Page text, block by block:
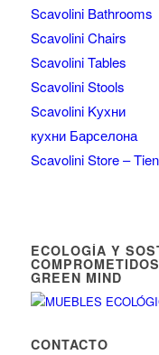
Scavolini Bathrooms
Scavolini Chairs
Scavolini Tables
Scavolini Stools
Scavolini Kухни
кухни Барселона
Scavolini Store –
ECOLOGÍA Y
GREEN MIND
CONTACTO